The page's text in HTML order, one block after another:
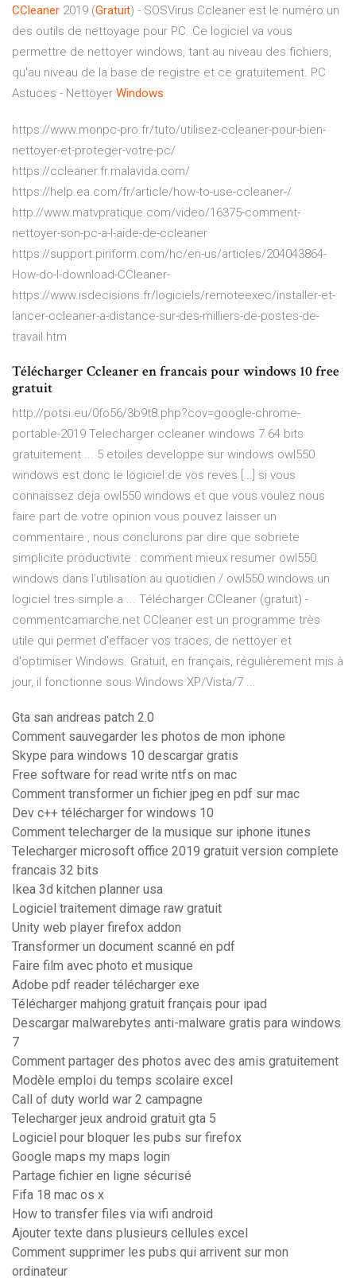
CCleaner 2019 (Gratuit) - SOSVirus Ccleaner est le numéro un
des outils de nettoyage pour PC. Ce logiciel va vous
permettre de nettoyer windows, tant au niveau des fichiers,
qu'au niveau de la base de registre et ce gratuitement. PC
Astuces - Nettoyer Windows
https://www.monpc-pro.fr/tuto/utilisez-ccleaner-pour-bien-
nettoyer-et-proteger-votre-pc/
https://ccleaner.fr.malavida.com/
https://help.ea.com/fr/article/how-to-use-ccleaner-/
http://www.matvpratique.com/video/16375-comment-
nettoyer-son-pc-a-l-aide-de-ccleaner
https://support.piriform.com/hc/en-us/articles/204043864-
How-do-I-download-CCleaner-
https://www.isdecisions.fr/logiciels/remoteexec/installer-et-
lancer-ccleaner-a-distance-sur-des-milliers-de-postes-de-
travail.htm
Télécharger Ccleaner en francais pour windows 10 free
gratuit
http://potsi.eu/0fo56/3b9t8.php?cov=google-chrome-
portable-2019 Telecharger ccleaner windows 7 64 bits
gratuitement ... 5 etoiles developpe sur windows owl550
windows est donc le logiciel de vos reves [...] si vous
connaissez deja owl550 windows et que vous voulez nous
faire part de votre opinion vous pouvez laisser un
commentaire , nous conclurons par dire que sobriete
simplicite productivite : comment mieux resumer owl550
windows dans l’utilisation au quotidien / owl550 windows un
logiciel tres simple a ... Télécharger CCleaner (gratuit) -
commentcamarche.net CCleaner est un programme très
utile qui permet d'effacer vos traces, de nettoyer et
d'optimiser Windows. Gratuit, en français, régulièrement mis à
jour, il fonctionne sous Windows XP/Vista/7 ...
Gta san andreas patch 2.0
Comment sauvegarder les photos de mon iphone
Skype para windows 10 descargar gratis
Free software for read write ntfs on mac
Comment transformer un fichier jpeg en pdf sur mac
Dev c++ télécharger for windows 10
Comment telecharger de la musique sur iphone itunes
Telecharger microsoft office 2019 gratuit version complete
francais 32 bits
Ikea 3d kitchen planner usa
Logiciel traitement dimage raw gratuit
Unity web player firefox addon
Transformer un document scanné en pdf
Faire film avec photo et musique
Adobe pdf reader télécharger exe
Télécharger mahjong gratuit français pour ipad
Descargar malwarebytes anti-malware gratis para windows
7
Comment partager des photos avec des amis gratuitement
Modèle emploi du temps scolaire excel
Call of duty world war 2 campagne
Telecharger jeux android gratuit gta 5
Logiciel pour bloquer les pubs sur firefox
Google maps my maps login
Partage fichier en ligne sécurisé
Fifa 18 mac os x
How to transfer files via wifi android
Ajouter texte dans plusieurs cellules excel
Comment supprimer les pubs qui arrivent sur mon
ordinateur